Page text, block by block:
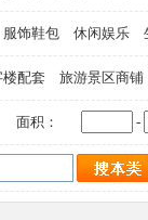
服饰鞋包 休闲娱乐
配套 旅游景区商铺
面积： -